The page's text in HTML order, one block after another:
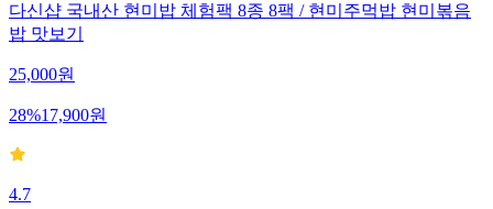
다신샵 국내산 현미밥 체험팩 8종 8팩 / 현미주먹밥 현미볶음
밥 맛보기
25,000원
28%17,900원
4.7